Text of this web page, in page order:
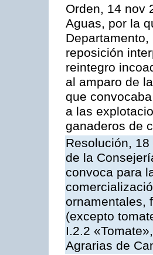
Orden, 14 nov
Aguas, por la
reposición
reintegro
al amparo de
que
a las
ganaderos de
Resolución,
de la
convoca para
ornamentales,
(excepto
I.2.2
Agrarias de